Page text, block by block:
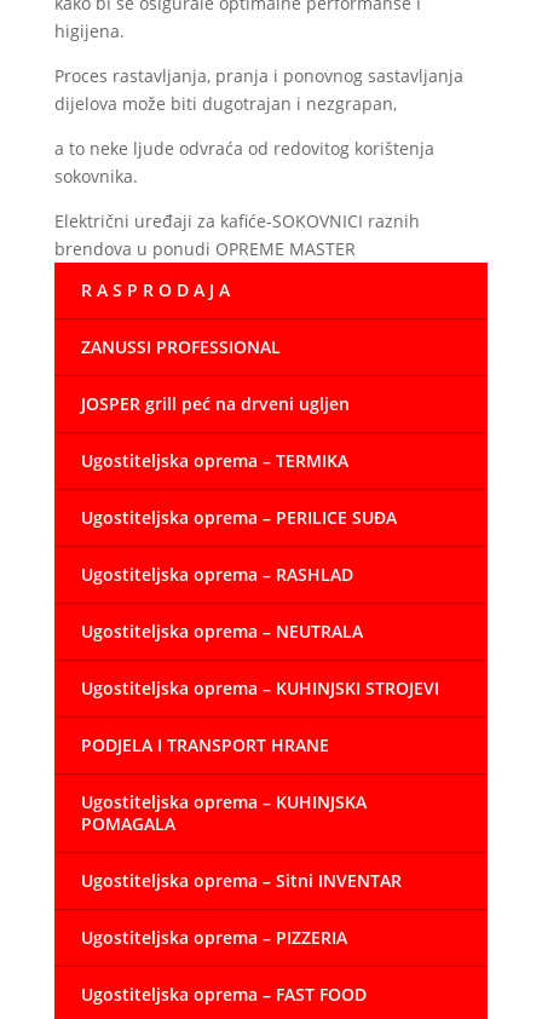
higijena.
Proces rastavljanja, pranja i ponovnog sastavljanja
dijelova može biti dugotrajan i nezgrapan,
a to neke ljude odvraća od redovitog korištenja
sokovnika.
Električni uređaji za kafiće-SOKOVNICI raznih
brendova u ponudi OPREME MASTER
R A S P R O D A J A
ZANUSSI PROFESSIONAL
JOSPER grill peć na drveni ugljen
Ugostiteljska oprema – TERMIKA
Ugostiteljska oprema – PERILICE SUĐA
Ugostiteljska oprema – RASHLAD
Ugostiteljska oprema – NEUTRALA
Ugostiteljska oprema – KUHINJSKI STROJEVI
PODJELA I TRANSPORT HRANE
Ugostiteljska oprema – KUHINJSKA
POMAGALA
Ugostiteljska oprema – Sitni INVENTAR
Ugostiteljska oprema – PIZZERIA
Ugostiteljska oprema – FAST FOOD